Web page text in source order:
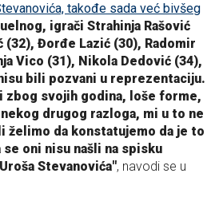
takođe sada već bivšeg
igrači Strahinja Rašović
(32), Đorđe Lazić (30), Radomir
Vico (31), Nikola Dedović (34),
bili pozvani u reprezentaciju.
zbog svojih godina, loše forme,
drugog razloga, mi u to ne
želimo da konstatujemo da je to
oni nisu našli na spisku
Stevanovića", navodi se u